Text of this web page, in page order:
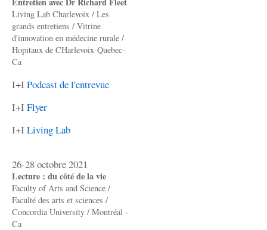
Living Lab Charlevoix / Les
grands entretiens / Vitrine
d'innovation en médecine rurale /
Hopitaux de CHarlevoix-Quebec-
Ca
I+I Podcast de l'entrevue
I+I Flyer
I+I Living Lab
26-28 octobre 2021
Lecture : du côté de la vie
Faculty of Arts and Science /
Faculté des arts et sciences /
Concordia University / Montréal -
Ca